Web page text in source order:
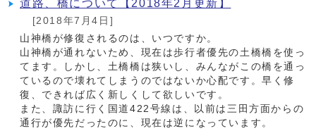
道路、橋について【2018年2月更新】
[2018年7月4日]
山神橋が修復されるのは、いつですか。
山神橋が通れないため、現在は歩行者優先の土橋橋を使っ
てます。しかし、土橋橋は狭いし、みんながこの橋を通っ
ているので壊れてしまうのではないか心配です。早く修
復、できれば広く新しくして欲しいです。
また、諏訪に行く国道422号線は、以前は三田方面からの
通行が優先だったのに、現在は逆になっています。